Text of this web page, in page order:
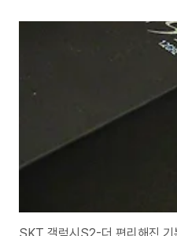
나와있습니다. OPMD(데이터 유심카드
Person Multi Devices'의 줄임말인
과 같은 모바일 기기에서 사용하는
등록하여 추가한 유심은 데이터만 사용
전화 ..